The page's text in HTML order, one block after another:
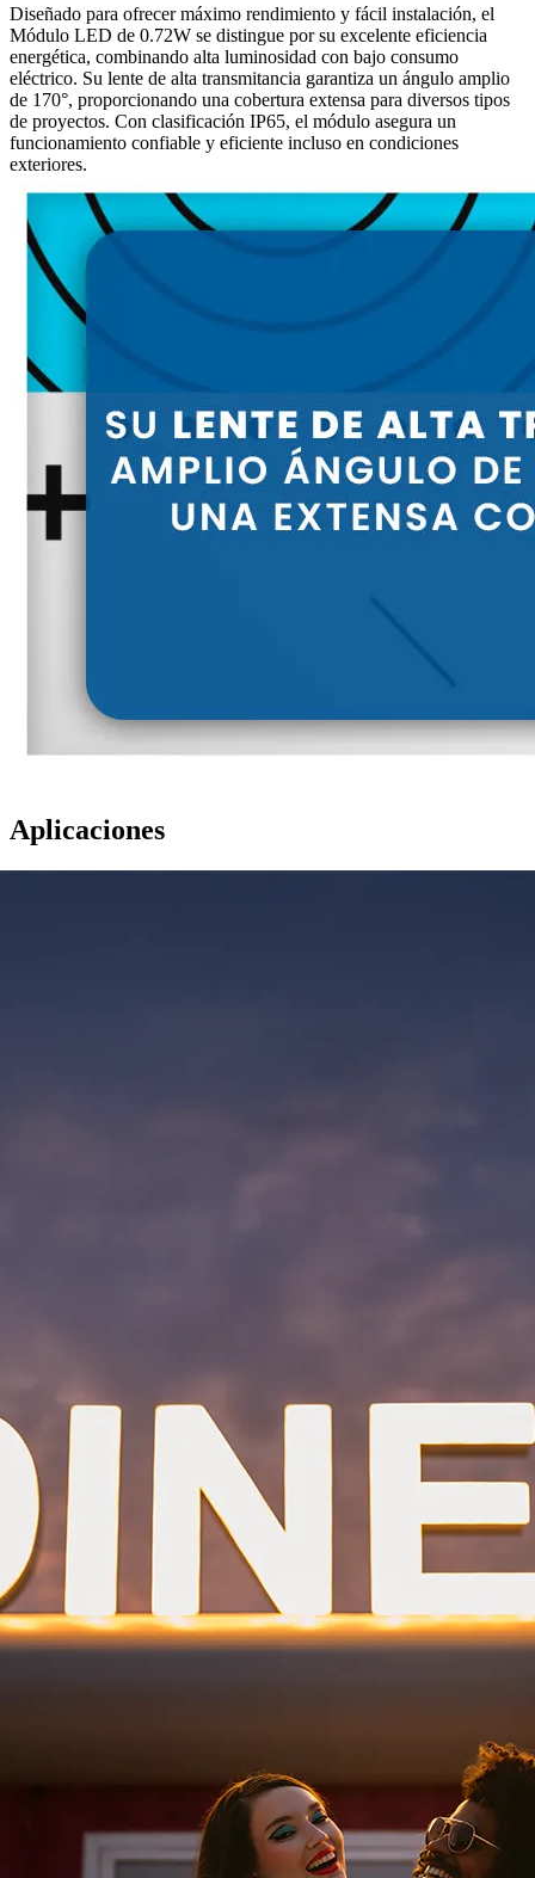
Diseñado para ofrecer máximo rendimiento y fácil instalación, el
Módulo LED de 0.72W se distingue por su excelente eficiencia
energética, combinando alta luminosidad con bajo consumo
eléctrico. Su lente de alta transmitancia garantiza un ángulo amplio
de 170°, proporcionando una cobertura extensa para diversos tipos
de proyectos. Con clasificación IP65, el módulo asegura un
funcionamiento confiable y eficiente incluso en condiciones
exteriores.
Aplicaciones